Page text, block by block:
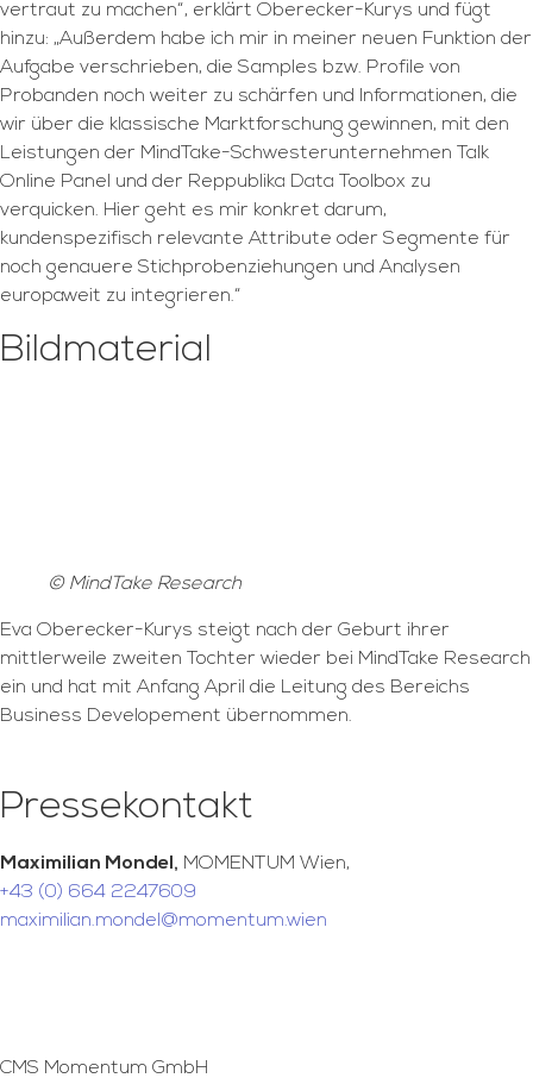
vertraut zu machen“, erklärt Oberecker-Kurys und fügt
hinzu: „Außerdem habe ich mir in meiner neuen Funktion der
Aufgabe verschrieben, die Samples bzw. Profile von
Probanden noch weiter zu schärfen und Informationen, die
wir über die klassische Marktforschung gewinnen, mit den
Leistungen der MindTake-Schwesterunternehmen Talk
Online Panel und der Reppublika Data Toolbox zu
verquicken. Hier geht es mir konkret darum,
kundenspezifisch relevante Attribute oder Segmente für
noch genauere Stichprobenziehungen und Analysen
europaweit zu integrieren.“
Bildmaterial
© MindTake Research
Eva Oberecker-Kurys steigt nach der Geburt ihrer
mittlerweile zweiten Tochter wieder bei MindTake Research
ein und hat mit Anfang April die Leitung des Bereichs
Business Developement übernommen.
Pressekontakt
Maximilian Mondel, MOMENTUM Wien,
+43 (0) 664 2247609
maximilian.mondel@momentum.wien
CMS Momentum GmbH